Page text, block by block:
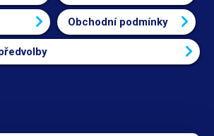
Obchodní podmínky